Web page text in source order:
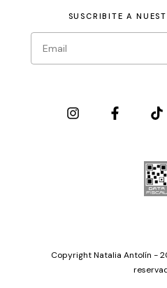
SUSCRIBITE A
Copyright Natalia Antolín -